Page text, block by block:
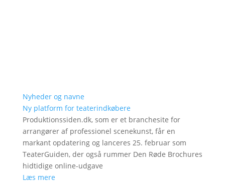
Nyheder og navne
Ny platform for teaterindkøbere
Produktionssiden.dk, som er et branchesite for
arrangører af professionel scenekunst, får en
markant opdatering og lanceres 25. februar som
TeaterGuiden, der også rummer Den Røde Brochures
hidtidige online-udgave
Læs mere